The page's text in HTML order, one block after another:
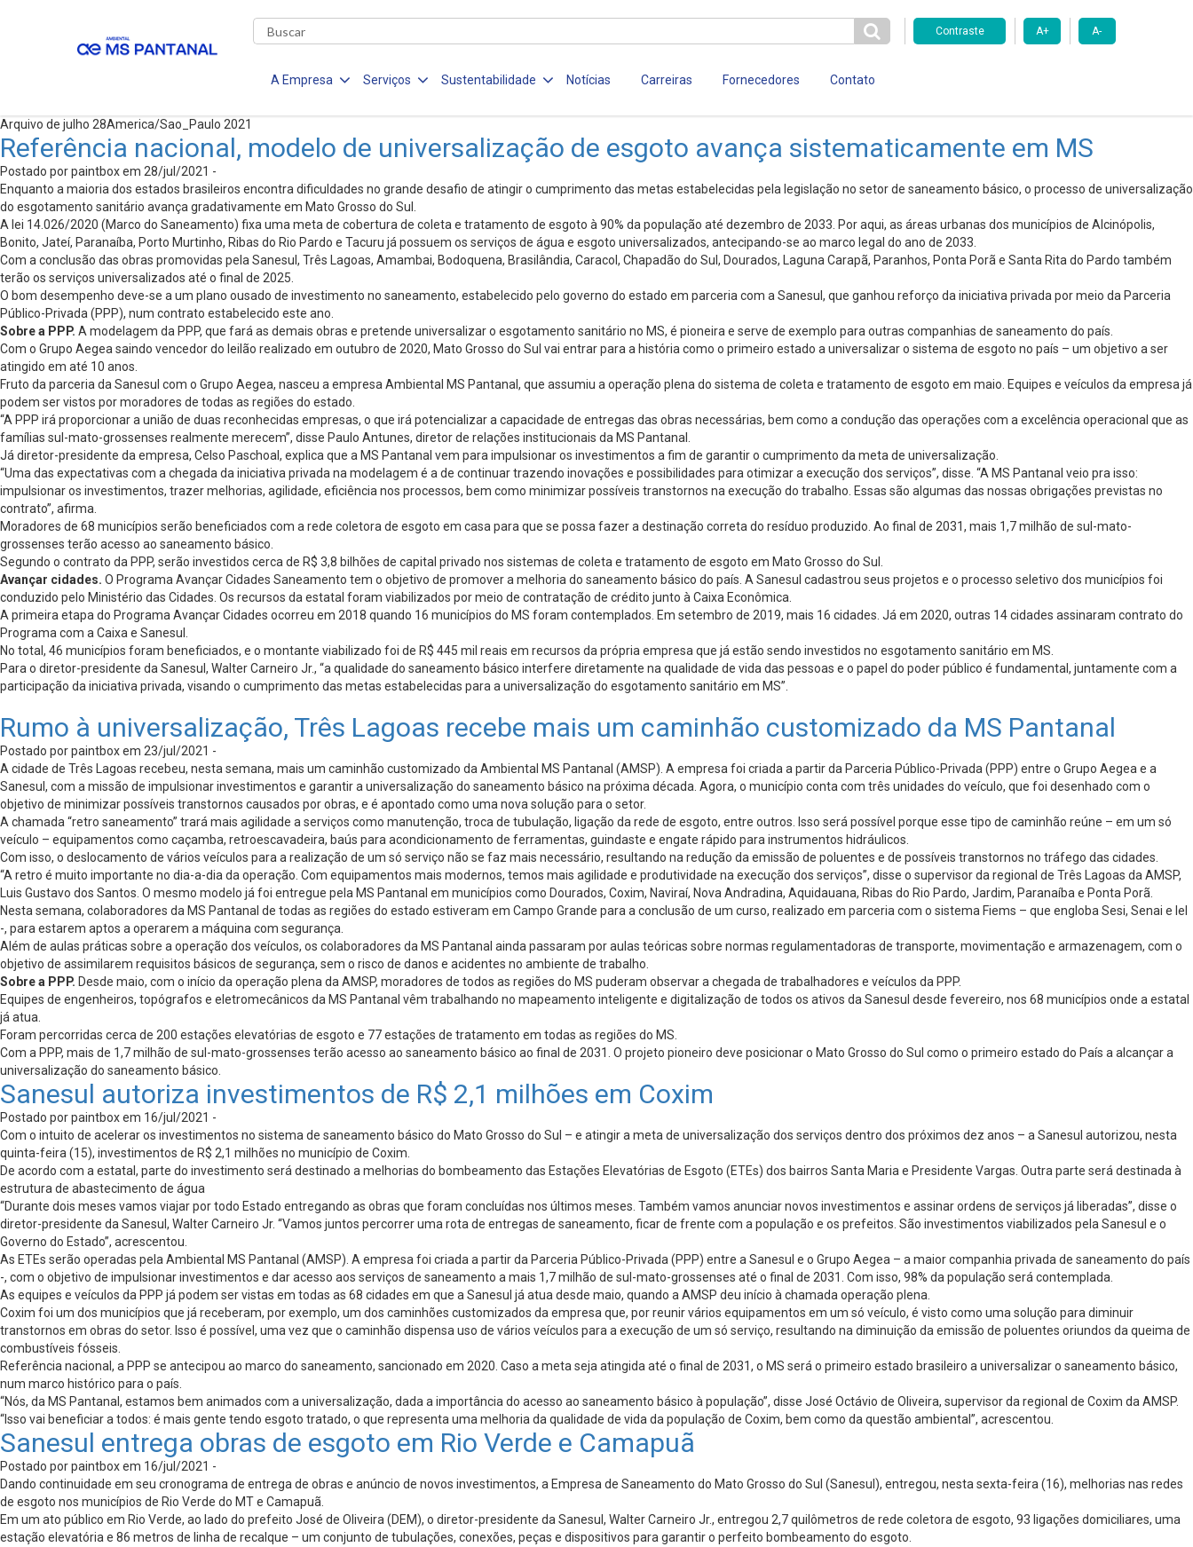
Contraste A+ A-
A Empresa Serviços Sustentabilidade Notícias Carreiras Fornecedores Contato
Arquivo de julho 28America/Sao_Paulo 2021
Referência nacional, modelo de universalização de esgoto avança sistematicamente em MS
Postado por paintbox em 28/jul/2021 -
Enquanto a maioria dos estados brasileiros encontra dificuldades no grande desafio de atingir o cumprimento das metas estabelecidas pela legislação no setor de saneamento básico, o processo de universalização
do esgotamento sanitário avança gradativamente em Mato Grosso do Sul.
A lei 14.026/2020 (Marco do Saneamento) fixa uma meta de cobertura de coleta e tratamento de esgoto à 90% da população até dezembro de 2033. Por aqui, as áreas urbanas dos municípios de Alcinópolis,
Bonito, Jateí, Paranaíba, Porto Murtinho, Ribas do Rio Pardo e Tacuru já possuem os serviços de água e esgoto universalizados, antecipando-se ao marco legal do ano de 2033.
Com a conclusão das obras promovidas pela Sanesul, Três Lagoas, Amambai, Bodoquena, Brasilândia, Caracol, Chapadão do Sul, Dourados, Laguna Carapã, Paranhos, Ponta Porã e Santa Rita do Pardo também
terão os serviços universalizados até o final de 2025.
O bom desempenho deve-se a um plano ousado de investimento no saneamento, estabelecido pelo governo do estado em parceria com a Sanesul, que ganhou reforço da iniciativa privada por meio da Parceria
Público-Privada (PPP), num contrato estabelecido este ano.
Sobre a PPP. A modelagem da PPP, que fará as demais obras e pretende universalizar o esgotamento sanitário no MS, é pioneira e serve de exemplo para outras companhias de saneamento do país.
Com o Grupo Aegea saindo vencedor do leilão realizado em outubro de 2020, Mato Grosso do Sul vai entrar para a história como o primeiro estado a universalizar o sistema de esgoto no país – um objetivo a ser
atingido em até 10 anos.
Fruto da parceria da Sanesul com o Grupo Aegea, nasceu a empresa Ambiental MS Pantanal, que assumiu a operação plena do sistema de coleta e tratamento de esgoto em maio. Equipes e veículos da empresa já
podem ser vistos por moradores de todas as regiões do estado.
“A PPP irá proporcionar a união de duas reconhecidas empresas, o que irá potencializar a capacidade de entregas das obras necessárias, bem como a condução das operações com a excelência operacional que as
famílias sul-mato-grossenses realmente merecem”, disse Paulo Antunes, diretor de relações institucionais da MS Pantanal.
Já diretor-presidente da empresa, Celso Paschoal, explica que a MS Pantanal vem para impulsionar os investimentos a fim de garantir o cumprimento da meta de universalização.
“Uma das expectativas com a chegada da iniciativa privada na modelagem é a de continuar trazendo inovações e possibilidades para otimizar a execução dos serviços”, disse. “A MS Pantanal veio pra isso:
impulsionar os investimentos, trazer melhorias, agilidade, eficiência nos processos, bem como minimizar possíveis transtornos na execução do trabalho. Essas são algumas das nossas obrigações previstas no
contrato”, afirma.
Moradores de 68 municípios serão beneficiados com a rede coletora de esgoto em casa para que se possa fazer a destinação correta do resíduo produzido. Ao final de 2031, mais 1,7 milhão de sul-mato-
grossenses terão acesso ao saneamento básico.
Segundo o contrato da PPP, serão investidos cerca de R$ 3,8 bilhões de capital privado nos sistemas de coleta e tratamento de esgoto em Mato Grosso do Sul.
Avançar cidades. O Programa Avançar Cidades Saneamento tem o objetivo de promover a melhoria do saneamento básico do país. A Sanesul cadastrou seus projetos e o processo seletivo dos municípios foi
conduzido pelo Ministério das Cidades. Os recursos da estatal foram viabilizados por meio de contratação de crédito junto à Caixa Econômica.
A primeira etapa do Programa Avançar Cidades ocorreu em 2018 quando 16 municípios do MS foram contemplados. Em setembro de 2019, mais 16 cidades. Já em 2020, outras 14 cidades assinaram contrato do
Programa com a Caixa e Sanesul.
No total, 46 municípios foram beneficiados, e o montante viabilizado foi de R$ 445 mil reais em recursos da própria empresa que já estão sendo investidos no esgotamento sanitário em MS.
Para o diretor-presidente da Sanesul, Walter Carneiro Jr., “a qualidade do saneamento básico interfere diretamente na qualidade de vida das pessoas e o papel do poder público é fundamental, juntamente com a
participação da iniciativa privada, visando o cumprimento das metas estabelecidas para a universalização do esgotamento sanitário em MS”.
Rumo à universalização, Três Lagoas recebe mais um caminhão customizado da MS Pantanal
Postado por paintbox em 23/jul/2021 -
A cidade de Três Lagoas recebeu, nesta semana, mais um caminhão customizado da Ambiental MS Pantanal (AMSP). A empresa foi criada a partir da Parceria Público-Privada (PPP) entre o Grupo Aegea e a
Sanesul, com a missão de impulsionar investimentos e garantir a universalização do saneamento básico na próxima década. Agora, o município conta com três unidades do veículo, que foi desenhado com o
objetivo de minimizar possíveis transtornos causados por obras, e é apontado como uma nova solução para o setor.
A chamada “retro saneamento” trará mais agilidade a serviços como manutenção, troca de tubulação, ligação da rede de esgoto, entre outros. Isso será possível porque esse tipo de caminhão reúne – em um só
veículo – equipamentos como caçamba, retroescavadeira, baús para acondicionamento de ferramentas, guindaste e engate rápido para instrumentos hidráulicos.
Com isso, o deslocamento de vários veículos para a realização de um só serviço não se faz mais necessário, resultando na redução da emissão de poluentes e de possíveis transtornos no tráfego das cidades.
“A retro é muito importante no dia-a-dia da operação. Com equipamentos mais modernos, temos mais agilidade e produtividade na execução dos serviços”, disse o supervisor da regional de Três Lagoas da AMSP,
Luis Gustavo dos Santos. O mesmo modelo já foi entregue pela MS Pantanal em municípios como Dourados, Coxim, Naviraí, Nova Andradina, Aquidauana, Ribas do Rio Pardo, Jardim, Paranaíba e Ponta Porã.
Nesta semana, colaboradores da MS Pantanal de todas as regiões do estado estiveram em Campo Grande para a conclusão de um curso, realizado em parceria com o sistema Fiems – que engloba Sesi, Senai e Iel
-, para estarem aptos a operarem a máquina com segurança.
Além de aulas práticas sobre a operação dos veículos, os colaboradores da MS Pantanal ainda passaram por aulas teóricas sobre normas regulamentadoras de transporte, movimentação e armazenagem, com o
objetivo de assimilarem requisitos básicos de segurança, sem o risco de danos e acidentes no ambiente de trabalho.
Sobre a PPP. Desde maio, com o início da operação plena da AMSP, moradores de todos as regiões do MS puderam observar a chegada de trabalhadores e veículos da PPP.
Equipes de engenheiros, topógrafos e eletromecânicos da MS Pantanal vêm trabalhando no mapeamento inteligente e digitalização de todos os ativos da Sanesul desde fevereiro, nos 68 municípios onde a estatal
já atua.
Foram percorridas cerca de 200 estações elevatórias de esgoto e 77 estações de tratamento em todas as regiões do MS.
Com a PPP, mais de 1,7 milhão de sul-mato-grossenses terão acesso ao saneamento básico ao final de 2031. O projeto pioneiro deve posicionar o Mato Grosso do Sul como o primeiro estado do País a alcançar a
universalização do saneamento básico.
Sanesul autoriza investimentos de R$ 2,1 milhões em Coxim
Postado por paintbox em 16/jul/2021 -
Com o intuito de acelerar os investimentos no sistema de saneamento básico do Mato Grosso do Sul – e atingir a meta de universalização dos serviços dentro dos próximos dez anos – a Sanesul autorizou, nesta
quinta-feira (15), investimentos de R$ 2,1 milhões no município de Coxim.
De acordo com a estatal, parte do investimento será destinado a melhorias do bombeamento das Estações Elevatórias de Esgoto (ETEs) dos bairros Santa Maria e Presidente Vargas. Outra parte será destinada à
estrutura de abastecimento de água
“Durante dois meses vamos viajar por todo Estado entregando as obras que foram concluídas nos últimos meses. Também vamos anunciar novos investimentos e assinar ordens de serviços já liberadas”, disse o
diretor-presidente da Sanesul, Walter Carneiro Jr. “Vamos juntos percorrer uma rota de entregas de saneamento, ficar de frente com a população e os prefeitos. São investimentos viabilizados pela Sanesul e o
Governo do Estado”, acrescentou.
As ETEs serão operadas pela Ambiental MS Pantanal (AMSP). A empresa foi criada a partir da Parceria Público-Privada (PPP) entre a Sanesul e o Grupo Aegea – a maior companhia privada de saneamento do país
-, com o objetivo de impulsionar investimentos e dar acesso aos serviços de saneamento a mais 1,7 milhão de sul-mato-grossenses até o final de 2031. Com isso, 98% da população será contemplada.
As equipes e veículos da PPP já podem ser vistas em todas as 68 cidades em que a Sanesul já atua desde maio, quando a AMSP deu início à chamada operação plena.
Coxim foi um dos municípios que já receberam, por exemplo, um dos caminhões customizados da empresa que, por reunir vários equipamentos em um só veículo, é visto como uma solução para diminuir
transtornos em obras do setor. Isso é possível, uma vez que o caminhão dispensa uso de vários veículos para a execução de um só serviço, resultando na diminuição da emissão de poluentes oriundos da queima de
combustíveis fósseis.
Referência nacional, a PPP se antecipou ao marco do saneamento, sancionado em 2020. Caso a meta seja atingida até o final de 2031, o MS será o primeiro estado brasileiro a universalizar o saneamento básico,
num marco histórico para o país.
“Nós, da MS Pantanal, estamos bem animados com a universalização, dada a importância do acesso ao saneamento básico à população”, disse José Octávio de Oliveira, supervisor da regional de Coxim da AMSP.
“Isso vai beneficiar a todos: é mais gente tendo esgoto tratado, o que representa uma melhoria da qualidade de vida da população de Coxim, bem como da questão ambiental”, acrescentou.
Sanesul entrega obras de esgoto em Rio Verde e Camapuã
Postado por paintbox em 16/jul/2021 -
Dando continuidade em seu cronograma de entrega de obras e anúncio de novos investimentos, a Empresa de Saneamento do Mato Grosso do Sul (Sanesul), entregou, nesta sexta-feira (16), melhorias nas redes
de esgoto nos municípios de Rio Verde do MT e Camapuã.
Em um ato público em Rio Verde, ao lado do prefeito José de Oliveira (DEM), o diretor-presidente da Sanesul, Walter Carneiro Jr., entregou 2,7 quilômetros de rede coletora de esgoto, 93 ligações domiciliares, uma
estação elevatória e 86 metros de linha de recalque – um conjunto de tubulações, conexões, peças e dispositivos para garantir o perfeito bombeamento do esgoto.